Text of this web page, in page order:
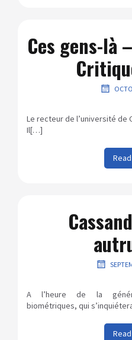
Ces gens-là
Le recteur de l’université de
Il[…]
A l’heure de la
biométriques, qui